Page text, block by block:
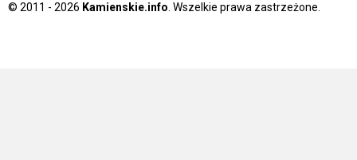
© 2011 - 2026 Kamienskie.info . Wszelkie prawa zastrzeżone.